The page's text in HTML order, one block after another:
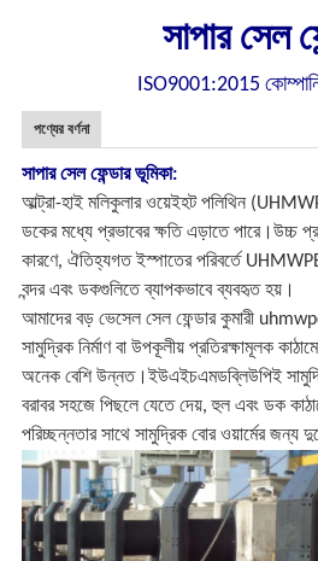
সাপার সেল
ISO9001:2015 কোম্পানি
পণ্যের বর্ণনা
সাপার সেল ফেন্ডার ভূমিকা:
আল্ট্রা-হাই মলিকুলার ওয়েইহট পলিথিন
ডকের মধ্যে প্রভাবের ক্ষতি এড়াতে পারে।উচ্চ
কারণে, ঐতিহ্যগত ইস্পাতের পরিবর্তে
বন্দর এবং ডকগুলিতে ব্যাপকভাবে ব্যবহৃত হয়।
আমাদের বড় ভেসেল সেল ফেন্ডার কুমারী
সামুদ্রিক নির্মাণ বা উপকূলীয় প্রতিরক্ষামূলক
অনেক বেশি উন্নত।ইউএইচএমডব্লিউপিই
বরাবর সহজে পিছলে যেতে দেয়, হুল এবং ডক
পরিচ্ছন্নতার সাথে সামুদ্রিক বোর ওয়ার্মের জন্য